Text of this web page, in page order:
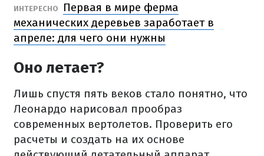
ИНТЕРЕСНО
Первая в мире ферма
механических деревьев заработает в
апреле: для чего они нужны
Оно летает?
Лишь спустя пять веков стало понятно, что
Леонардо нарисовал прообраз
современных вертолетов. Проверить его
расчеты и создать на их основе